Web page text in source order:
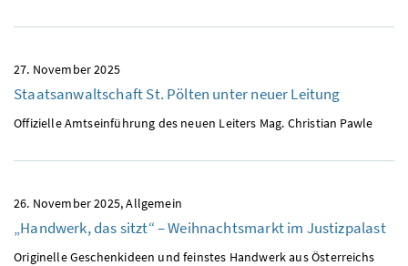
27. November 2025
Staatsanwaltschaft St. Pölten unter neuer Leitung
Offizielle Amtseinführung des neuen Leiters Mag. Christian Pawle
26. November 2025 Allgemein
„Handwerk, das sitzt“ – Weihnachtsmarkt im Justizpalast
Originelle Geschenkideen und feinstes Handwerk aus Österreichs